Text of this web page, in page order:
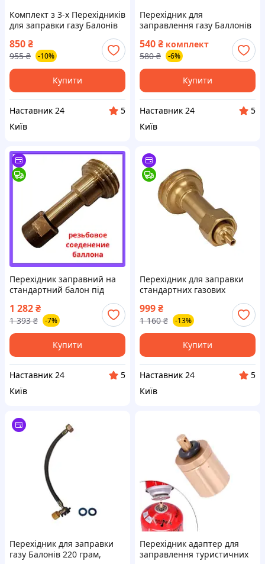
Комплект з 3-х Перехідників
для заправки газу Балонів
850₴
955 ₴ -10%
Купити
Наставник 24
5
Київ
Перехідник для
заправлення газу Баллонів
Газовий пальник із
п'єзопідпалом під балончик
220 г
540₴ комплект
580 ₴ -6%
Купити
Наставник 24
5
Київ
Перехідник заправний на
стандартний балон під
пістолет
1 282₴
1 393 ₴ -7%
Купити
Наставник 24
5
Київ
Перехідник для заправки
стандартних газових
999₴
1 160 ₴ -13%
Купити
Наставник 24
5
Київ
Перехідник для заправки
газу Балонів 220 грам,
Перехідник адаптер для
заправлення туристичних